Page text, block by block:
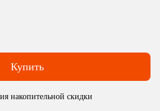
Купить
накопительной скидки